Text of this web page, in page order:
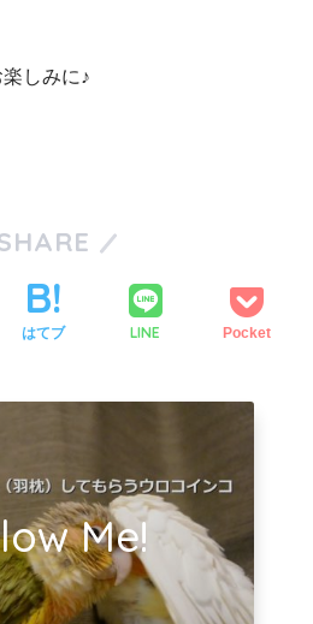
しみに♪
はてブ LINE Pocket
Me!